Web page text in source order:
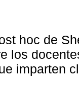
hoc de
los
imparten